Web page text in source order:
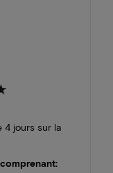
4 jours sur la